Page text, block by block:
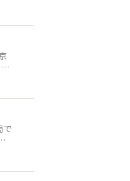
で